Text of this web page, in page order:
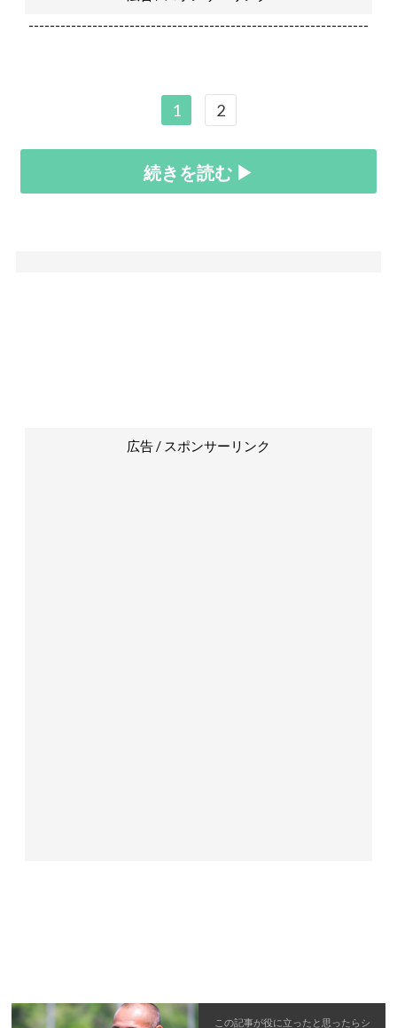
----------------------------------------------------------------
1 2
続きを読む ▶
広告 / スポンサーリンク
この記事が役に立ったと思ったらシ